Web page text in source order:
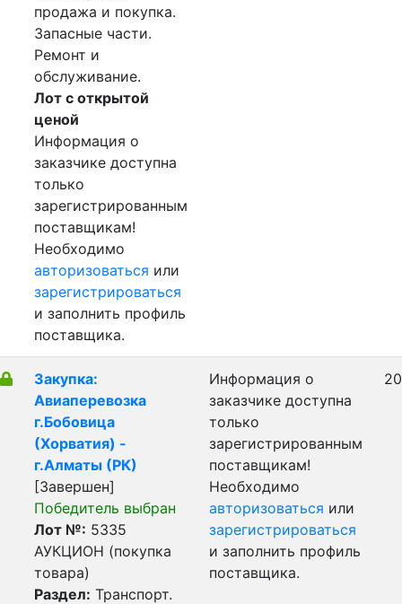
продажа и покупка.
Запасные части.
Ремонт и
обслуживание.
Лот с открытой
ценой
Информация о
заказчике доступна
только
зарегистрированным
поставщикам!
Необходимо
авторизоваться или
зарегистрироваться
и заполнить профиль
поставщика.
Закупка:
Авиаперевозка
г.Бобовица
(Хорватия) -
г.Алматы (РК)
[Завершен]
Победитель выбран
Лот №: 5335
АУКЦИОН (покупка
товара)
Раздел: Транспорт.
Информация о
заказчике доступна
только
зарегистрированным
поставщикам!
Необходимо
авторизоваться или
зарегистрироваться
и заполнить профиль
поставщика.